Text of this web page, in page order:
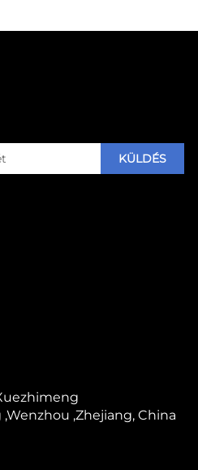
KÜLDÉS
,Zhejiang, China